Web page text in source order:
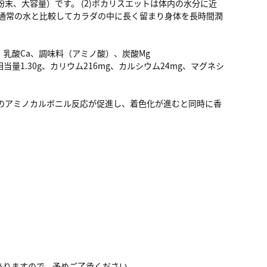
、大容量）です。 (2)ポカリスエットは体内の水分に近
の水と比較してカラダの中に長く留まり身体を長時間潤
酸Ca、調味料（アミノ酸）、炭酸Mg
量1.30g、カリウム216mg、カルシウム24mg、マグネシ
ミノカルボニル反応が促進し、着色化が進むと同時に香